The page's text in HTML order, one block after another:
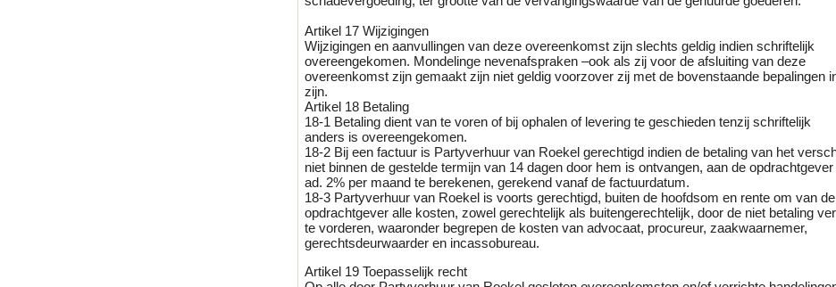
Artikel 17 Wijzigingen
Wijzigingen en aanvullingen van deze overeenkomst zijn slechts geldig indien schriftelijk
overeengekomen. Mondelinge nevenafspraken –ook als zij voor de afsluiting van deze
overeenkomst zijn gemaakt zijn niet geldig voorzover zij met de bovenstaande bepalingen
zijn.
Artikel 18 Betaling
18-1 Betaling dient van te voren of bij ophalen of levering te geschieden tenzij schriftelijk
anders is overeengekomen.
18-2 Bij een factuur is Partyverhuur van Roekel gerechtigd indien de betaling van het
niet binnen de gestelde termijn van 14 dagen door hem is ontvangen, aan de
ad. 2% per maand te berekenen, gerekend vanaf de factuurdatum.
18-3 Partyverhuur van Roekel is voorts gerechtigd, buiten de hoofdsom en rente om van de
opdrachtgever alle kosten, zowel gerechtelijk als buitengerechtelijk, door de niet betaling
te vorderen, waaronder begrepen de kosten van advocaat, procureur, zaakwaarnemer,
gerechtsdeurwaarder en incassobureau.
Artikel 19 Toepasselijk recht